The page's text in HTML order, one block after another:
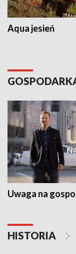
Aqua jesień
Uwaga na
HISTORIA